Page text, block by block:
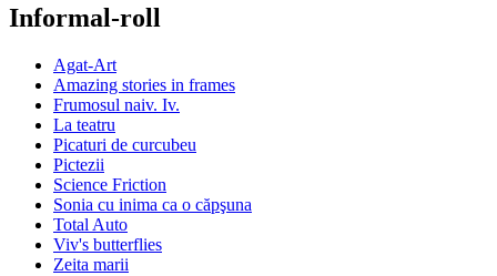
Informal-roll
Agat-Art
Amazing stories in frames
Frumosul naiv. Iv.
La teatru
Picaturi de curcubeu
Pictezii
Science Friction
Sonia cu inima ca o căpşuna
Total Auto
Viv's butterflies
Zeita marii